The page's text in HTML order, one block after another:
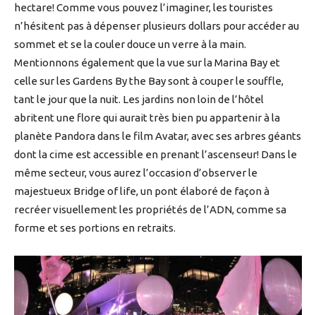
hectare! Comme vous pouvez l’imaginer, les touristes
n’hésitent pas à dépenser plusieurs dollars pour accéder au
sommet et se la couler douce un verre à la main.
Mentionnons également que la vue sur la Marina Bay et
celle sur les Gardens By the Bay sont à couper le souffle,
tant le jour que la nuit. Les jardins non loin de l’hôtel
abritent une flore qui aurait très bien pu appartenir à la
planète Pandora dans le film Avatar, avec ses arbres géants
dont la cime est accessible en prenant l’ascenseur! Dans le
même secteur, vous aurez l’occasion d’observer le
majestueux Bridge of life, un pont élaboré de façon à
recréer visuellement les propriétés de l’ADN, comme sa
forme et ses portions en retraits.